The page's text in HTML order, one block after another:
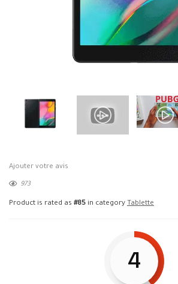
Ajouter votre avis
973
Product is rated as #85 in category Tablette
4